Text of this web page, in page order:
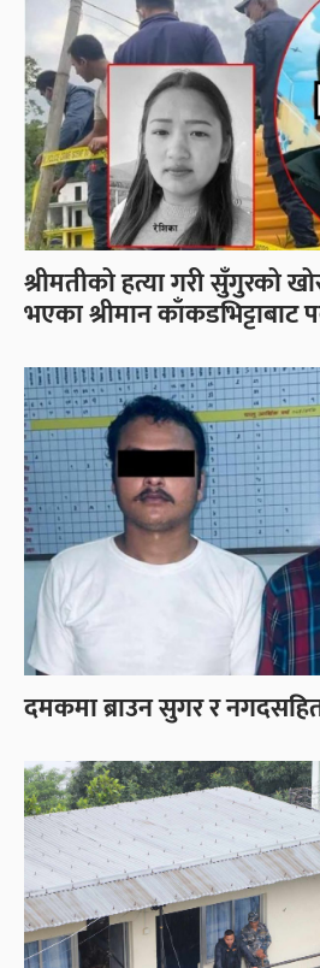
श्रीमतीको हत्या गरी सुँगुरको
भएका श्रीमान काँकडभिट्टाबाट
दमकमा ब्राउन सुगर र